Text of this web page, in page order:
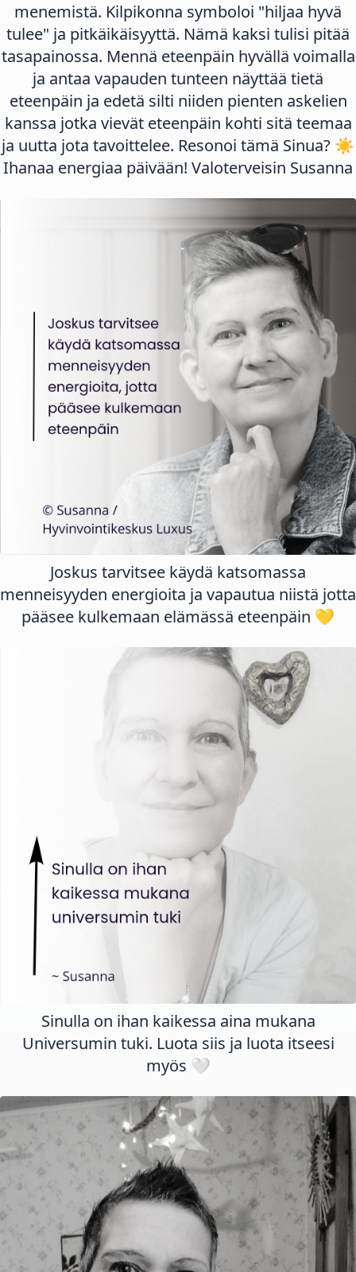
menemistä. Kilpikonna symboloi "hiljaa hyvä
tulee" ja pitkäikäisyyttä. Nämä kaksi tulisi pitää
tasapainossa. Mennä eteenpäin hyvällä voimalla
ja antaa vapauden tunteen näyttää tietä
eteenpäin ja edetä silti niiden pienten askelien
kanssa jotka vievät eteenpäin kohti sitä teemaa
ja uutta jota tavoittelee. Resonoi tämä Sinua? ☀️
Ihanaa energiaa päivään! Valoterveisin Susanna
Joskus tarvitsee käydä katsomassa
menneisyyden energioita ja vapautua niistä jotta
pääsee kulkemaan elämässä eteenpäin 💛
Sinulla on ihan kaikessa aina mukana
Universumin tuki. Luota siis ja luota itseesi
myös 🤍